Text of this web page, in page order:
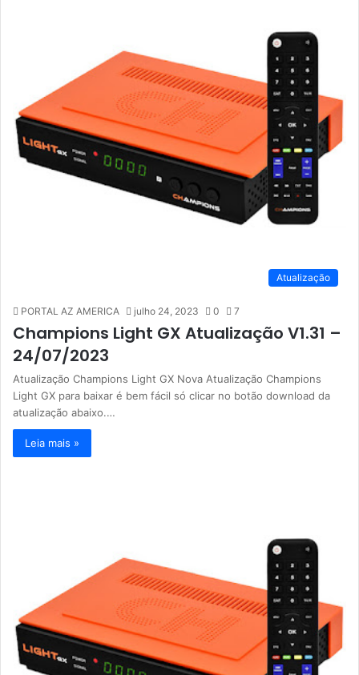
Atualização
PORTAL AZ AMERICA julho 24, 2023 0 7
Champions Light GX Atualização V1.31 –
24/07/2023
Atualização Champions Light GX Nova Atualização Champions
Light GX para baixar é bem fácil só clicar no botão download da
atualização abaixo.…
Leia mais »